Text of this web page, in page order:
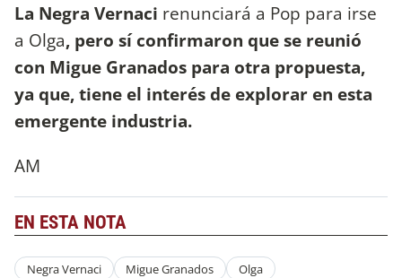
La Negra Vernaci renunciará a Pop para irse
a Olga, pero sí confirmaron que se reunió
con Migue Granados para otra propuesta,
ya que, tiene el interés de explorar en esta
emergente industria.
AM
EN ESTA NOTA
Negra Vernaci Migue Granados Olga